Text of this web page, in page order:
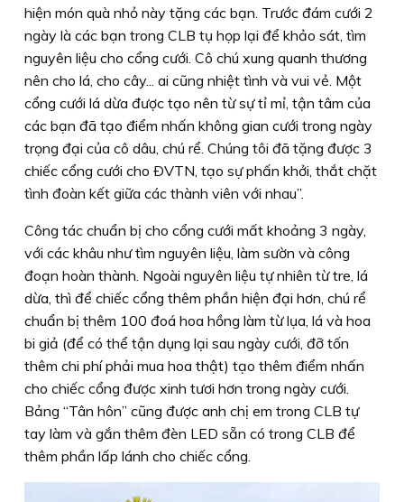
hiện món quà nhỏ này tặng các bạn. Trước đám cưới 2
ngày là các bạn trong CLB tụ họp lại để khảo sát, tìm
nguyên liệu cho cổng cưới. Cô chú xung quanh thương
nên cho lá, cho cây... ai cũng nhiệt tình và vui vẻ. Một
cổng cưới lá dừa được tạo nên từ sự tỉ mỉ, tận tâm của
các bạn đã tạo điểm nhấn không gian cưới trong ngày
trọng đại của cô dâu, chú rể. Chúng tôi đã tặng được 3
chiếc cổng cưới cho ÐVTN, tạo sự phấn khởi, thắt chặt
tình đoàn kết giữa các thành viên với nhau”.
Công tác chuẩn bị cho cổng cưới mất khoảng 3 ngày,
với các khâu như tìm nguyên liệu, làm sườn và công
đoạn hoàn thành. Ngoài nguyên liệu tự nhiên từ tre, lá
dừa, thì để chiếc cổng thêm phần hiện đại hơn, chú rể
chuẩn bị thêm 100 đoá hoa hồng làm từ lụa, lá và hoa
bi giả (để có thể tận dụng lại sau ngày cưới, đỡ tốn
thêm chi phí phải mua hoa thật) tạo thêm điểm nhấn
cho chiếc cổng được xinh tươi hơn trong ngày cưới.
Bảng “Tân hôn” cũng được anh chị em trong CLB tự
tay làm và gắn thêm đèn LED sẵn có trong CLB để
thêm phần lấp lánh cho chiếc cổng.